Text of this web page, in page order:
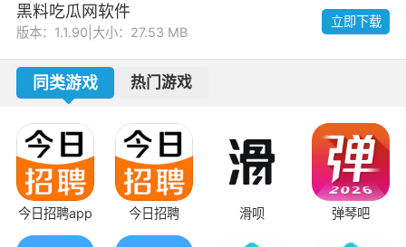
黑料吃瓜网软件
版本：1.1.90 大小：27.53 MB
立即下载
同类游戏 热门游戏
今日招聘app 今日招聘 滑呗 弹琴吧